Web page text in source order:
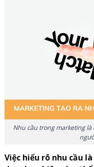
Nhu cầu trong marketing
Việc hiểu rõ nhu cầu